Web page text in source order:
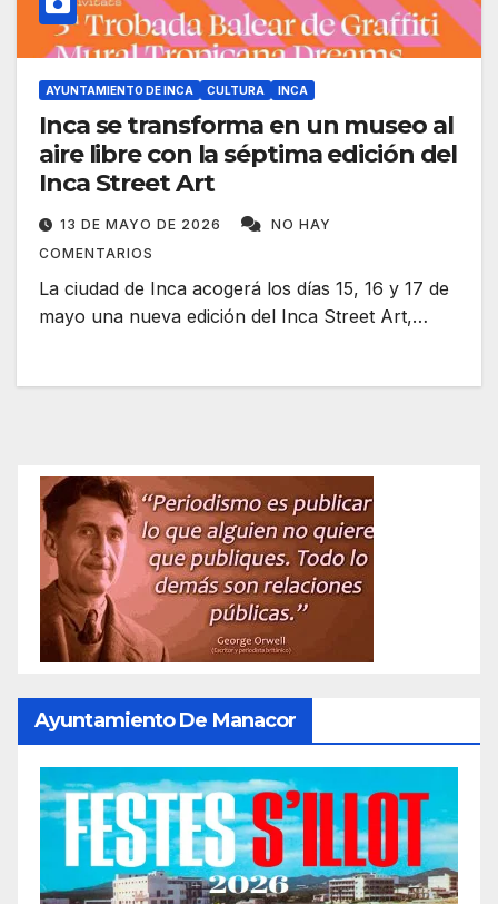
AYUNTAMIENTO DE INCA CULTURA INCA
Inca se transforma en un museo al
aire libre con la séptima edición del
Inca Street Art
13 DE MAYO DE 2026
NO HAY
COMENTARIOS
La ciudad de Inca acogerá los días 15, 16 y 17 de
mayo una nueva edición del Inca Street Art,…
Ayuntamiento De Manacor